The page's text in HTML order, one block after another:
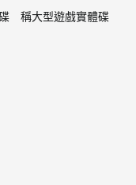
稱大型遊戲實體碟